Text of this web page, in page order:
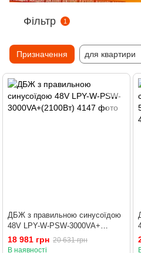
Фільтр 1
Призначення для квартири
ДБЖ з правильною синусоїдою
48V LPY-W-PSW-3000VA+
(2100Вт)
18 981 грн 20 631 грн
В наявності